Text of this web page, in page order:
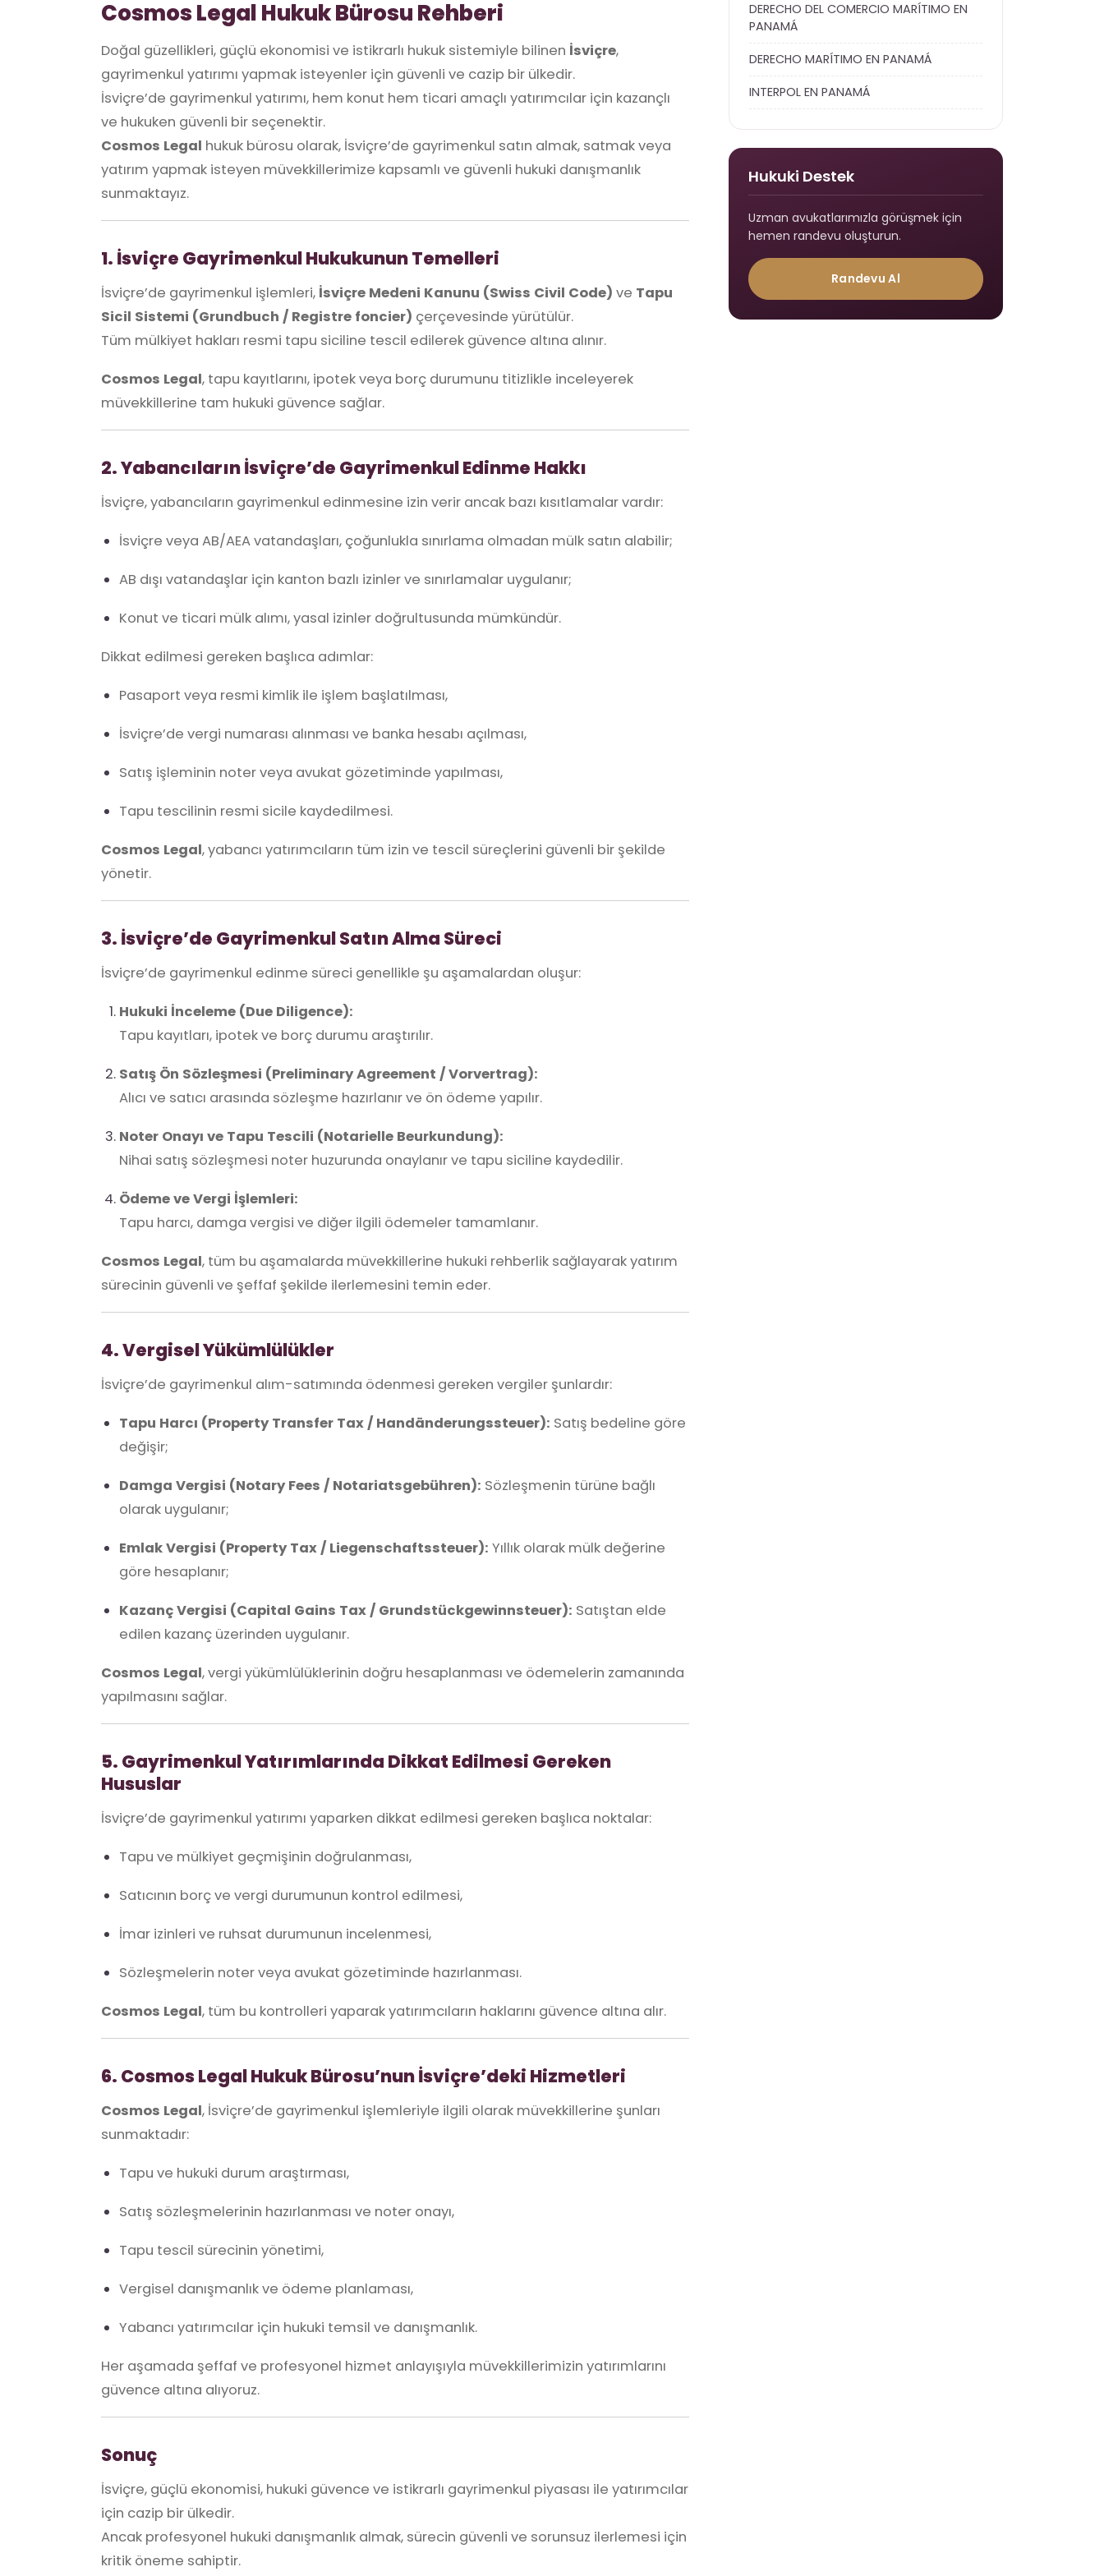
Cosmos Legal Hukuk Bürosu Rehberi
Doğal güzellikleri, güçlü ekonomisi ve istikrarlı hukuk sistemiyle bilinen İsviçre,
gayrimenkul yatırımı yapmak isteyenler için güvenli ve cazip bir ülkedir.
İsviçre’de gayrimenkul yatırımı, hem konut hem ticari amaçlı yatırımcılar için kazançlı
ve hukuken güvenli bir seçenektir.
Cosmos Legal hukuk bürosu olarak, İsviçre’de gayrimenkul satın almak, satmak veya
yatırım yapmak isteyen müvekkillerimize kapsamlı ve güvenli hukuki danışmanlık
sunmaktayız.
1. İsviçre Gayrimenkul Hukukunun Temelleri
İsviçre’de gayrimenkul işlemleri, İsviçre Medeni Kanunu (Swiss Civil Code) ve Tapu
Sicil Sistemi (Grundbuch / Registre foncier) çerçevesinde yürütülür.
Tüm mülkiyet hakları resmi tapu siciline tescil edilerek güvence altına alınır.
Cosmos Legal, tapu kayıtlarını, ipotek veya borç durumunu titizlikle inceleyerek
müvekkillerine tam hukuki güvence sağlar.
2. Yabancıların İsviçre’de Gayrimenkul Edinme Hakkı
İsviçre, yabancıların gayrimenkul edinmesine izin verir ancak bazı kısıtlamalar vardır:
İsviçre veya AB/AEA vatandaşları, çoğunlukla sınırlama olmadan mülk satın alabilir;
AB dışı vatandaşlar için kanton bazlı izinler ve sınırlamalar uygulanır;
Konut ve ticari mülk alımı, yasal izinler doğrultusunda mümkündür.
Dikkat edilmesi gereken başlıca adımlar:
Pasaport veya resmi kimlik ile işlem başlatılması,
İsviçre’de vergi numarası alınması ve banka hesabı açılması,
Satış işleminin noter veya avukat gözetiminde yapılması,
Tapu tescilinin resmi sicile kaydedilmesi.
Cosmos Legal, yabancı yatırımcıların tüm izin ve tescil süreçlerini güvenli bir şekilde
yönetir.
3. İsviçre’de Gayrimenkul Satın Alma Süreci
İsviçre’de gayrimenkul edinme süreci genellikle şu aşamalardan oluşur:
Hukuki İnceleme (Due Diligence):
Tapu kayıtları, ipotek ve borç durumu araştırılır.
Satış Ön Sözleşmesi (Preliminary Agreement / Vorvertrag):
Alıcı ve satıcı arasında sözleşme hazırlanır ve ön ödeme yapılır.
Noter Onayı ve Tapu Tescili (Notarielle Beurkundung):
Nihai satış sözleşmesi noter huzurunda onaylanır ve tapu siciline kaydedilir.
Ödeme ve Vergi İşlemleri:
Tapu harcı, damga vergisi ve diğer ilgili ödemeler tamamlanır.
Cosmos Legal, tüm bu aşamalarda müvekkillerine hukuki rehberlik sağlayarak yatırım
sürecinin güvenli ve şeffaf şekilde ilerlemesini temin eder.
4. Vergisel Yükümlülükler
İsviçre’de gayrimenkul alım-satımında ödenmesi gereken vergiler şunlardır:
Tapu Harcı (Property Transfer Tax / Handänderungssteuer): Satış bedeline göre
değişir;
Damga Vergisi (Notary Fees / Notariatsgebühren): Sözleşmenin türüne bağlı
olarak uygulanır;
Emlak Vergisi (Property Tax / Liegenschaftssteuer): Yıllık olarak mülk değerine
göre hesaplanır;
Kazanç Vergisi (Capital Gains Tax / Grundstückgewinnsteuer): Satıştan elde
edilen kazanç üzerinden uygulanır.
Cosmos Legal, vergi yükümlülüklerinin doğru hesaplanması ve ödemelerin zamanında
yapılmasını sağlar.
5. Gayrimenkul Yatırımlarında Dikkat Edilmesi Gereken
Hususlar
İsviçre’de gayrimenkul yatırımı yaparken dikkat edilmesi gereken başlıca noktalar:
Tapu ve mülkiyet geçmişinin doğrulanması,
Satıcının borç ve vergi durumunun kontrol edilmesi,
İmar izinleri ve ruhsat durumunun incelenmesi,
Sözleşmelerin noter veya avukat gözetiminde hazırlanması.
Cosmos Legal, tüm bu kontrolleri yaparak yatırımcıların haklarını güvence altına alır.
6. Cosmos Legal Hukuk Bürosu’nun İsviçre’deki Hizmetleri
Cosmos Legal, İsviçre’de gayrimenkul işlemleriyle ilgili olarak müvekkillerine şunları
sunmaktadır:
Tapu ve hukuki durum araştırması,
Satış sözleşmelerinin hazırlanması ve noter onayı,
Tapu tescil sürecinin yönetimi,
Vergisel danışmanlık ve ödeme planlaması,
Yabancı yatırımcılar için hukuki temsil ve danışmanlık.
Her aşamada şeffaf ve profesyonel hizmet anlayışıyla müvekkillerimizin yatırımlarını
güvence altına alıyoruz.
Sonuç
İsviçre, güçlü ekonomisi, hukuki güvence ve istikrarlı gayrimenkul piyasası ile yatırımcılar
için cazip bir ülkedir.
Ancak profesyonel hukuki danışmanlık almak, sürecin güvenli ve sorunsuz ilerlemesi için
kritik öneme sahiptir.
DERECHO DEL COMERCIO MARÍTIMO EN
PANAMÁ
DERECHO MARÍTIMO EN PANAMÁ
INTERPOL EN PANAMÁ
Hukuki Destek
Uzman avukatlarımızla görüşmek için
hemen randevu oluşturun.
Randevu Al